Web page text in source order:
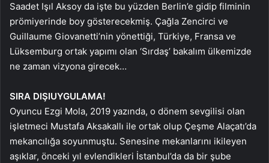
Saadet Işıl Aksoy da işte bu yüzden Berlin’e gidip filminin
prömiyerinde boy gösterecekmiş. Çağla Zencirci ve
Guillaume Giovanetti’nin yönettiği, Türkiye, Fransa ve
Lüksemburg ortak yapımı olan ‘Sırdaş’ bakalım ülkemizde
ne zaman vizyona girecek…
SIRA DIŞIUYGULAMA!
Oyuncu Ezgi Mola, 2019 yazında, o dönem sevgilisi olan
işletmeci Mustafa Aksakallı ile ortak olup Çeşme Alaçatı’da
mekancılığa soyunmuştu. Senesine mekanlarını ikileyen
aşıklar, önceki yıl evlendikleri İstanbul’da da bir şube